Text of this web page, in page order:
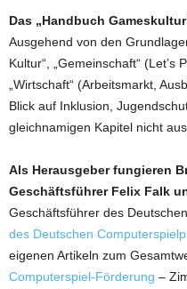
Das „Handbuch
Ausgehend von den
Kultur“, „Gemeinschaft“ (Let’s
„Wirtschaft“ (Arbeitsmarkt,
Blick auf Inklusion,
gleichnamigen Kapitel nicht
Als Herausgeber fungieren
Geschäftsführer Felix Falk
Geschäftsführer des
des Deutschen
eigenen Artikeln zum
Computerspiel-Förderung –